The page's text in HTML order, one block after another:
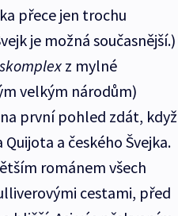
přece jen trochu
je možná současnější.)
z mylné
velkým národům)
první pohled zdát, když
a českého Švejka.
románem všech
cestami, před